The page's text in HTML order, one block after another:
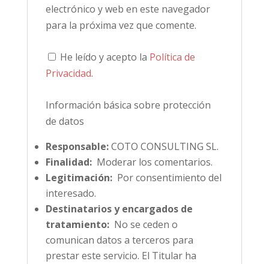
electrónico y web en este navegador
para la próxima vez que comente.
He leído y acepto la Política de
Privacidad.
Información básica sobre protección
de datos
Responsable:COTO CONSULTING SL.
Finalidad:Moderar los comentarios.
Legitimación:Por consentimiento del
interesado.
Destinatarios y encargados de
tratamiento:No se ceden o
comunican datos a terceros para
prestar este servicio. El Titular ha